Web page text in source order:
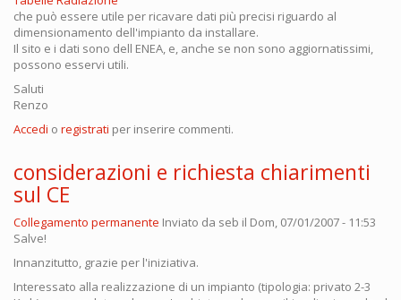
che può essere utile per ricavare dati più precisi riguardo al
dimensionamento dell'impianto da installare.
Il sito e i dati sono dell ENEA, e, anche se non sono aggiornatissimi,
possono esservi utili.
Saluti
Renzo
Accedi o registrati per inserire commenti.
considerazioni e richiesta chiarimenti
sul CE
Collegamento permanente Inviato da seb il Dom, 07/01/2007 - 11:53
Salve!
Innanzitutto, grazie per l'iniziativa.
Interessato alla realizzazione di un impianto (tipologia: privato 2-3